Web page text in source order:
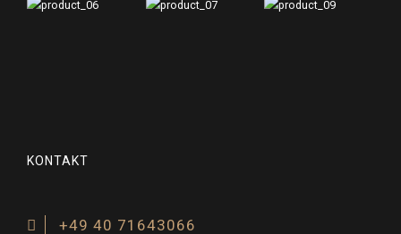
KONTAKT
+49 40 71643066